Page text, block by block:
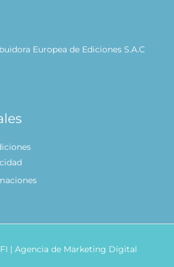
Europea de Ediciones S.A.C
| Agencia de Marketing Digital